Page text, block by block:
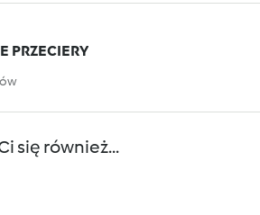
PRZECIERY
się również...